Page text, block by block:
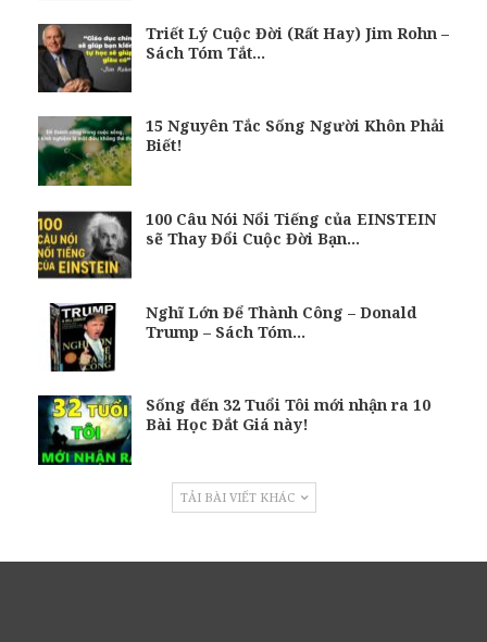
Triết Lý Cuộc Đời (Rất Hay) Jim Rohn –
Sách Tóm Tắt…
15 Nguyên Tắc Sống Người Khôn Phải
Biết!
100 Câu Nói Nổi Tiếng của EINSTEIN
sẽ Thay Đổi Cuộc Đời Bạn…
Nghĩ Lớn Để Thành Công – Donald
Trump – Sách Tóm…
Sống đến 32 Tuổi Tôi mới nhận ra 10
Bài Học Đắt Giá này!
TẢI BÀI VIẾT KHÁC